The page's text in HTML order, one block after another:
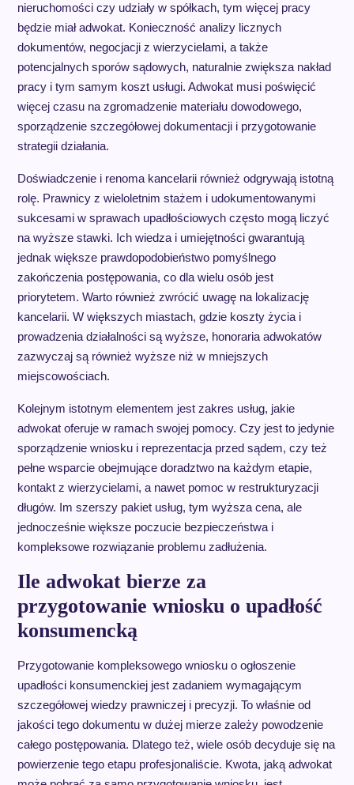
nieruchomości czy udziały w spółkach, tym więcej pracy
będzie miał adwokat. Konieczność analizy licznych
dokumentów, negocjacji z wierzycielami, a także
potencjalnych sporów sądowych, naturalnie zwiększa nakład
pracy i tym samym koszt usługi. Adwokat musi poświęcić
więcej czasu na zgromadzenie materiału dowodowego,
sporządzenie szczegółowej dokumentacji i przygotowanie
strategii działania.
Doświadczenie i renoma kancelarii również odgrywają istotną
rolę. Prawnicy z wieloletnim stażem i udokumentowanymi
sukcesami w sprawach upadłościowych często mogą liczyć
na wyższe stawki. Ich wiedza i umiejętności gwarantują
jednak większe prawdopodobieństwo pomyślnego
zakończenia postępowania, co dla wielu osób jest
priorytetem. Warto również zwrócić uwagę na lokalizację
kancelarii. W większych miastach, gdzie koszty życia i
prowadzenia działalności są wyższe, honoraria adwokatów
zazwyczaj są również wyższe niż w mniejszych
miejscowościach.
Kolejnym istotnym elementem jest zakres usług, jakie
adwokat oferuje w ramach swojej pomocy. Czy jest to jedynie
sporządzenie wniosku i reprezentacja przed sądem, czy też
pełne wsparcie obejmujące doradztwo na każdym etapie,
kontakt z wierzycielami, a nawet pomoc w restrukturyzacji
długów. Im szerszy pakiet usług, tym wyższa cena, ale
jednocześnie większe poczucie bezpieczeństwa i
kompleksowe rozwiązanie problemu zadłużenia.
Ile adwokat bierze za
przygotowanie wniosku o upadłość
konsumencką
Przygotowanie kompleksowego wniosku o ogłoszenie
upadłości konsumenckiej jest zadaniem wymagającym
szczegółowej wiedzy prawniczej i precyzji. To właśnie od
jakości tego dokumentu w dużej mierze zależy powodzenie
całego postępowania. Dlatego też, wiele osób decyduje się na
powierzenie tego etapu profesjonaliście. Kwota, jaką adwokat